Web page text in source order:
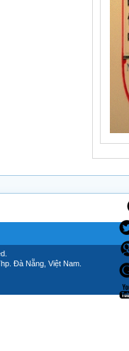
Đà Nẵng, Việt Nam.